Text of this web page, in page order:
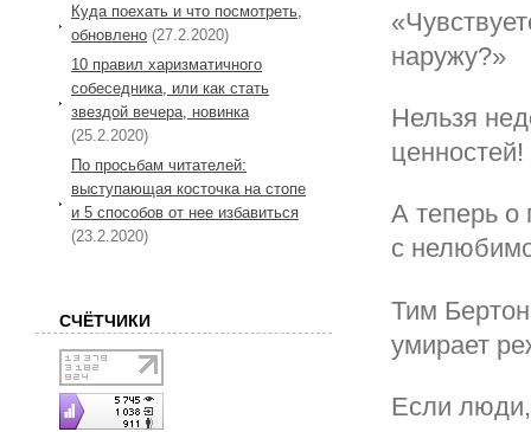
наружу?»
Нельзя
ценностей!
А теперь о
с
Тим
умирает
Если люди,
Куда поехать и что посмотреть,
обновлено (27.2.2020)
10 правил харизматичного
собеседника, или как стать
звездой вечера, новинка
(25.2.2020)
По просьбам читателей:
выступающая косточка на стопе
и 5 способов от нее избавиться
(23.2.2020)
СЧЁТЧИКИ